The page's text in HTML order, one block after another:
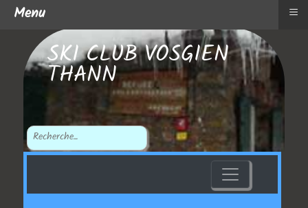
SKI CLUB VOSGIEN
THANN
Menu ≡